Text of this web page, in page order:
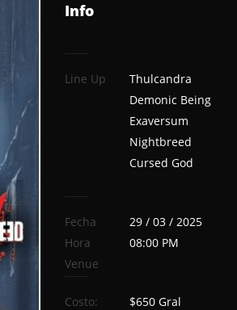
Info
Line Up
Thulcandra
Demonic Being
Exaversum
Nightbreed
Cursed God
Fecha
29 / 03 / 2025
Hora
08:00 PM
Venue
Costo:
$650 Gral